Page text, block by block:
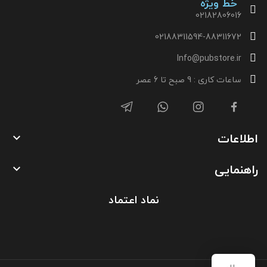
02182806016
02188311594-88311672
Info@pubstore.ir
ساعات کاری : 9 صبح تا 6 عصر
اطلاعات 
راهنمایی 
نماد اعتماد